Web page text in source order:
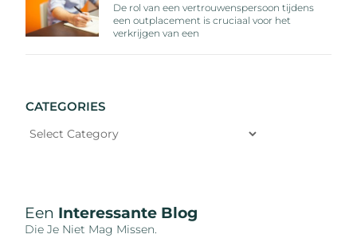
De rol van een vertrouwenspersoon tijdens
een outplacement is cruciaal voor het
verkrijgen van een
CATEGORIES
Een Interessante Blog
Die Je Niet Mag Missen.